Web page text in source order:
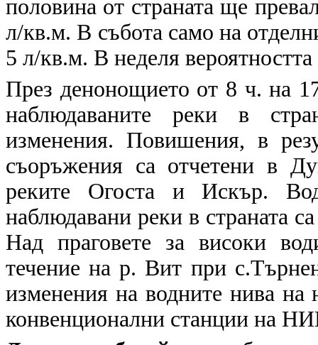
половина от страната ще
л/кв.м. В събота само на
5 л/кв.м. В неделя
През денонощието от 8 ч. на
наблюдаваните реки в
изменения. Повишения, в
съоръжения са отчетени в
реките Огоста и Искър.
наблюдавани реки в страната
Над праговете за високи
течение на р. Вит при
изменения на водните нива на
конвенционални станции на